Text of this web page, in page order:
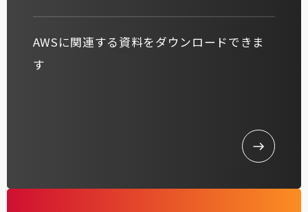
AWSに関連する資料をダウンロードできま
す